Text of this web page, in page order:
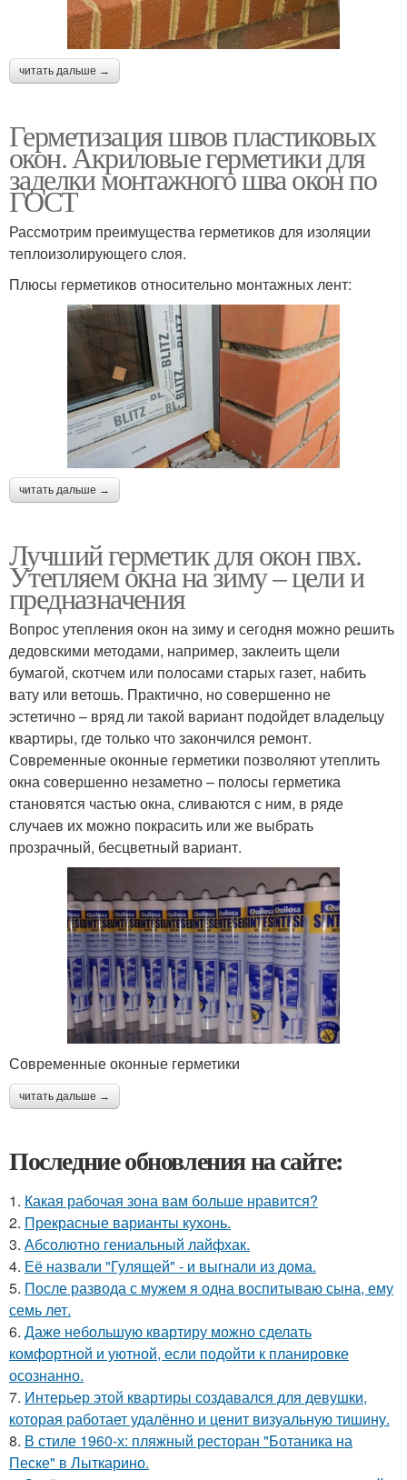
читать дальше →
Герметизация швов пластиковых
окон. Акриловые герметики для
заделки монтажного шва окон по
ГОСТ
Рассмотрим преимущества герметиков для изоляции
теплоизолирующего слоя.
Плюсы герметиков относительно монтажных лент:
читать дальше →
Лучший герметик для окон пвх.
Утепляем окна на зиму – цели и
предназначения
Вопрос утепления окон на зиму и сегодня можно решить
дедовскими методами, например, заклеить щели
бумагой, скотчем или полосами старых газет, набить
вату или ветошь. Практично, но совершенно не
эстетично – вряд ли такой вариант подойдет владельцу
квартиры, где только что закончился ремонт.
Современные оконные герметики позволяют утеплить
окна совершенно незаметно – полосы герметика
становятся частью окна, сливаются с ним, в ряде
случаев их можно покрасить или же выбрать
прозрачный, бесцветный вариант.
Современные оконные герметики
читать дальше →
Последние обновления на сайте:
1. Какая рабочая зона вам больше нравится?
2. Прекрасные варианты кухонь.
3. Абсолютно гениальный лайфхак.
4. Её назвали "Гулящей" - и выгнали из дома.
5. После развода с мужем я одна воспитываю сына, ему
семь лет.
6. Даже небольшую квартиру можно сделать
комфортной и уютной, если подойти к планировке
осознанно.
7. Интерьер этой квартиры создавался для девушки,
которая работает удалённо и ценит визуальную тишину.
8. В стиле 1960-х: пляжный ресторан "Ботаника на
Песке" в Лыткарино.